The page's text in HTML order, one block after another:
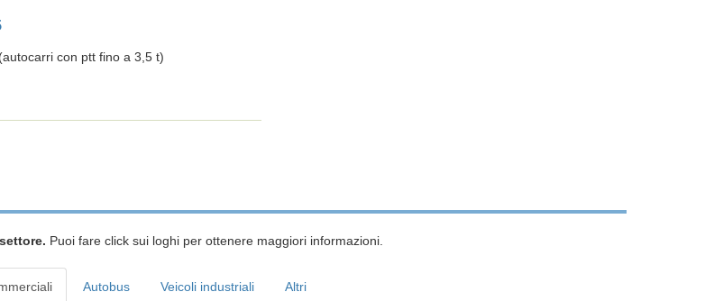
con ptt fino a 3,5 t)
Puoi fare click sui loghi per ottenere maggiori informazioni.
Autobus Veicoli industriali Altri